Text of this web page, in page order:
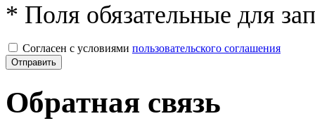
* Поля обязательные для
Согласен с условиями пользовательского соглашения
Обратная связь